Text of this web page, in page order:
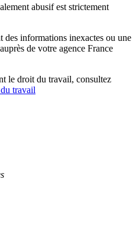
abusif est strictement
des informations inexactes ou une
de votre agence France
le droit du travail, consultez
travail